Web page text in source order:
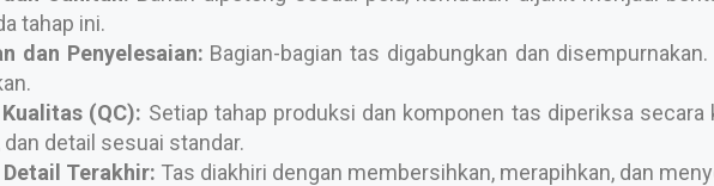
tahap ini.
dan Penyelesaian: Bagian-bagian tas digabungkan dan
(QC): Setiap tahap produksi dan komponen tas diperiksa
detail sesuai standar.
Terakhir: Tas diakhiri dengan membersihkan, merapihkan, dan